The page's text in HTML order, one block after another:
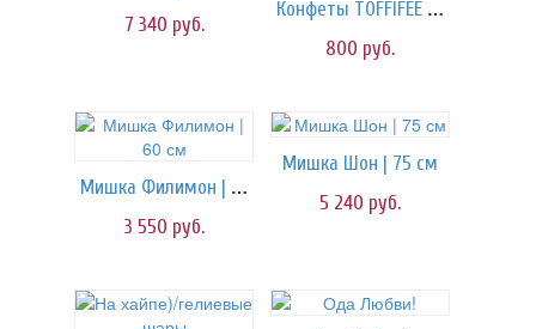
7 340 руб.
Конфеты TOFFIFEE 125 гр.
800 руб.
Мишка Филимон | 60 см
3 550 руб.
Мишка Шон | 75 см
5 240 руб.